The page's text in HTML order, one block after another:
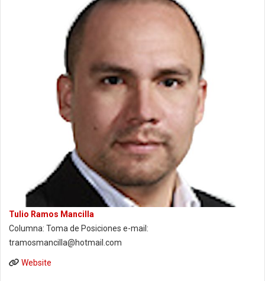
Tulio Ramos Mancilla
Columna: Toma de Posiciones e-mail:
tramosmancilla@hotmail.com
Website